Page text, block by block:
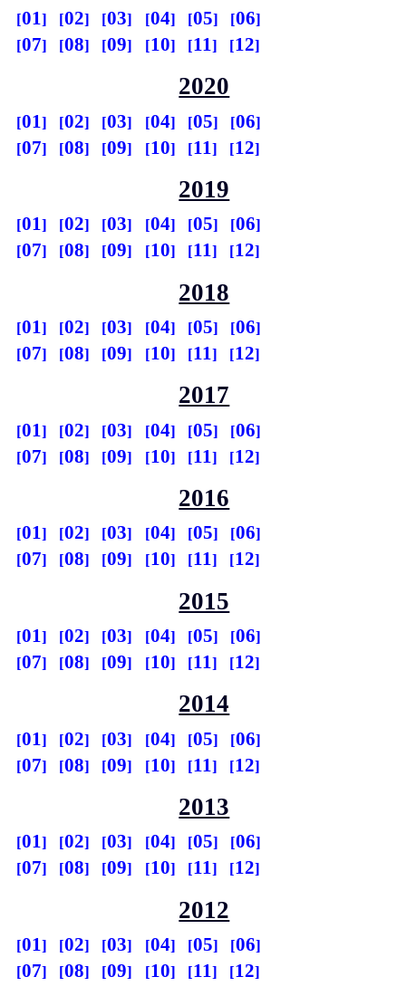
01 02 03 04 05
06
07
08 09 10 11 12
2020
01 02 03 04 05
06
07
08 09 10 11 12
2019
01 02 03 04 05
06
07
08 09 10 11 12
2018
01 02 03 04 05
06
07
08 09 10 11 12
2017
01 02 03 04 05
06
07
08 09 10 11 12
2016
01 02 03 04 05
06
07
08 09 10 11 12
2015
01 02 03 04 05
06
07
08 09 10 11 12
2014
01 02 03 04 05
06
07
08 09 10 11 12
2013
01 02 03 04 05
06
07
08 09 10 11 12
2012
01 02 03 04 05
06
07
08 09 10 11 12